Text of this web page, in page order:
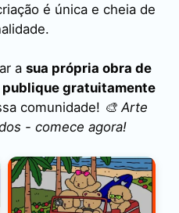
é única e cheia de
a sua própria obra de
publique gratuitamente
comunidade! 🎨 Arte
- comece agora!